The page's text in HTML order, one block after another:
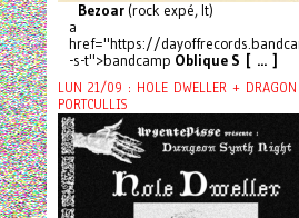
Bezoar(rock expé, It)
a
href="https://
-s-t">bandcamp Oblique S [ ... ]
LUN 21/09 : HOLE DWELLER + DRAGON
PORTCULLIS